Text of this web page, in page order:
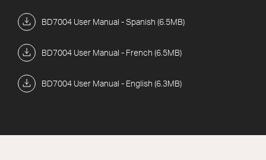
BD7004 User Manual - Spanish (6.5MB)
BD7004 User Manual - French (6.5MB)
BD7004 User Manual - English (6.3MB)